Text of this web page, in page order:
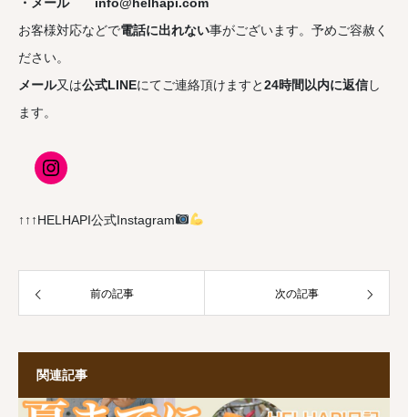
お客様対応などで電話に出れない事がございます。予めご容赦く
ださい。
メール又は公式LINEにてご連絡頂けますと24時間以内に返信し
ます。
↑↑↑HELHAPI公式Instagram
前の記事 次の記事
関連記事